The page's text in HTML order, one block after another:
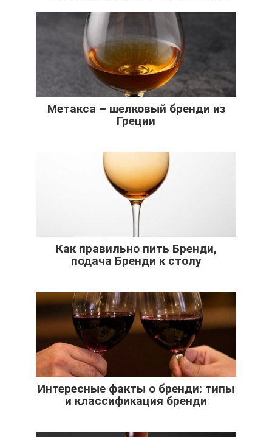
Метакса – шелковый бренди из
Греции
Как правильно пить Бренди,
подача Бренди к столу
Интересные факты о бренди: типы
и классификация бренди